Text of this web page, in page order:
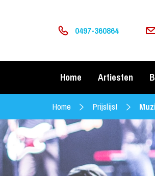
0497-360864
Home Artiesten
Home Prijslijst